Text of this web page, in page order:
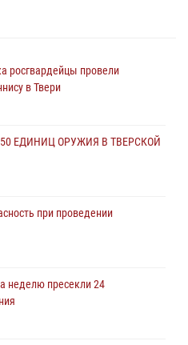
росгвардейцы провели
в Твери
ЕДИНИЦ ОРУЖИЯ В ТВЕРСКОЙ
при проведении
неделю пресекли 24